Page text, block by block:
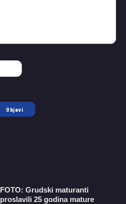
Objavi
FOTO: Grudski maturanti
proslavili 25 godina mature